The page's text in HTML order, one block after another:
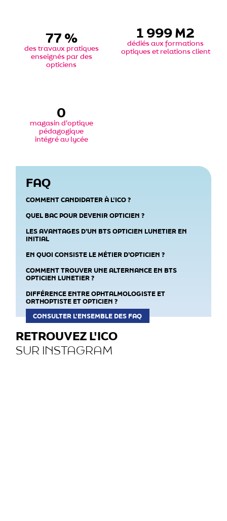
88 %
des travaux pratiques
enseignés par des
opticiens
2 335M2
dédiés aux formations
optiques et relations client
0
magasin d'optique
pédagogique
intégré au lycée
FAQ
COMMENT CANDIDATER À L'ICO ?
QUEL BAC POUR DEVENIR OPTICIEN ?
LES AVANTAGES D’UN BTS OPTICIEN LUNETIER EN
INITIAL
EN QUOI CONSISTE LE MÉTIER D’OPTICIEN ?
COMMENT TROUVER UNE ALTERNANCE EN BTS
OPTICIEN LUNETIER ?
DIFFÉRENCE ENTRE OPHTALMOLOGISTE ET
ORTHOPTISTE ET OPTICIEN ?
CONSULTER L'ENSEMBLE DES FAQ
RETROUVEZ L'ICO
SUR INSTAGRAM